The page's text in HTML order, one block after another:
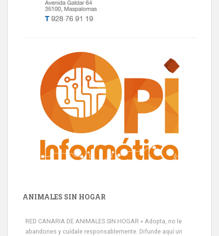
ANIMALES SIN HOGAR
RED CANARIA DE ANIMALES SIN HOGAR » Adopta, no le
abandones y cuídale responsablemente. Difunde aquí un